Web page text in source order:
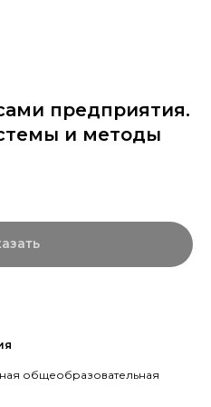
предприятия.
и методы
общеобразовательная